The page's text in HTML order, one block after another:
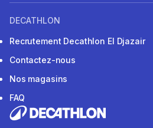
DECATHLON
Recrutement Decathlon El Djazair
Contactez-nous
Nos magasins
FAQ